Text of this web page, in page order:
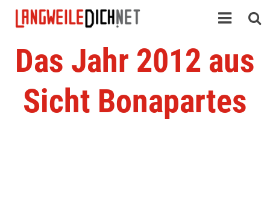
Das Jahr 2012 aus
Sicht Bonapartes